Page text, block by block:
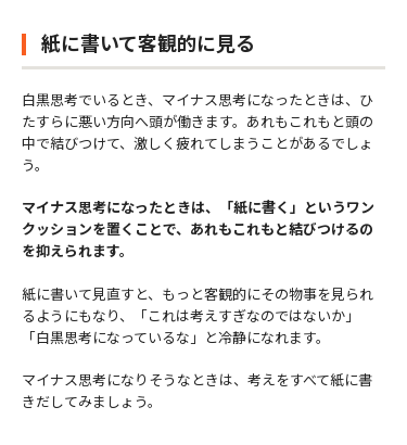
紙に書いて客観的に見る
白黒思考でいるとき、マイナス思考になったときは、ひ
たすらに悪い方向へ頭が働きます。あれもこれもと頭の
中で結びつけて、激しく疲れてしまうことがあるでしょ
う。
マイナス思考になったときは、「紙に書く」というワン
クッションを置くことで、あれもこれもと結びつけるの
を抑えられます。
紙に書いて見直すと、もっと客観的にその物事を見られ
るようにもなり、「これは考えすぎなのではないか」
「白黒思考になっているな」と冷静になれます。
マイナス思考になりそうなときは、考えをすべて紙に書
きだしてみましょう。